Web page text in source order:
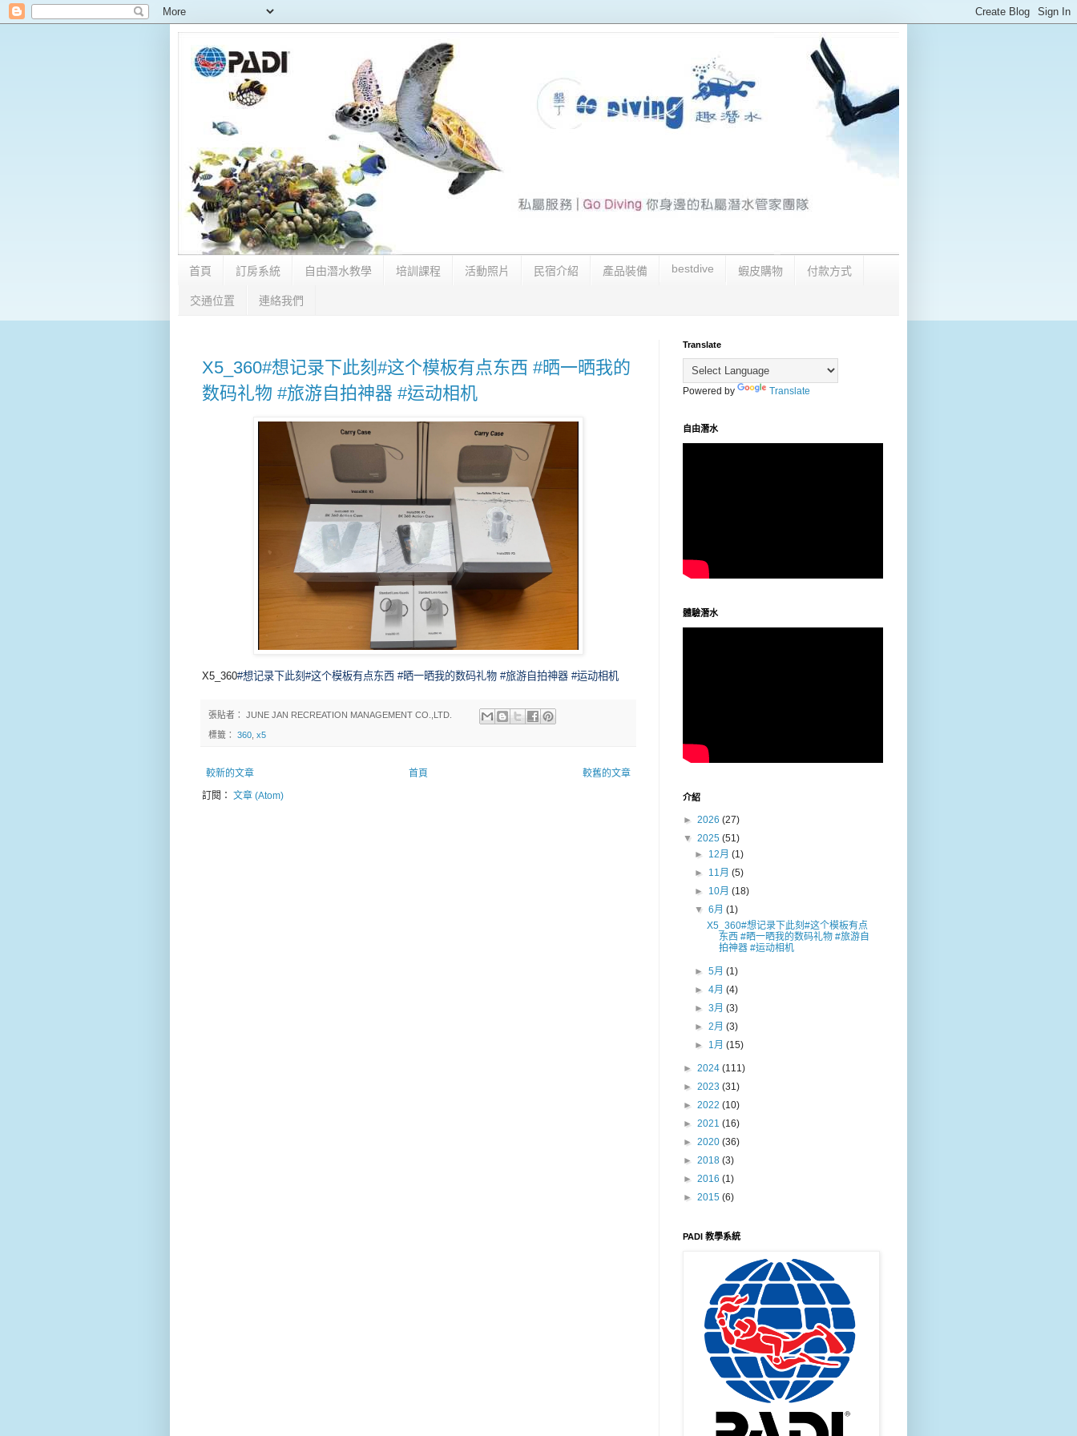
首頁 訂房系統 自由潛水教學 培訓課程 活動照片 民宿介紹 產品裝備 bestdive 蝦皮購物 付款方式
交通位置 連絡我們
X5_360#想记录下此刻#这个模板有点东西 #晒一晒我的
数码礼物 #旅游自拍神器 #运动相机
X5_360#想记录下此刻 #这个模板有点东西 #晒一晒我的数码礼物 #旅游自拍神器 #运动相机
張貼者： JUNE JAN RECREATION MANAGEMENT CO.,LTD.
標籤： 360 x5
較新的文章 較舊的文章
首頁
訂閱： 文章 (Atom)
Translate
Powered by Translate
自由潛水
體驗潛水
介紹
► 2026 (27)
▼ 2025 (51)
► 12月(1)
► 11月(5)
► 10月(18)
▼6月(1)
X5_360#想记录下此刻#这个模板有点
东西 #晒一晒我的数码礼物 #旅游自
拍神器 #运动相机
►5月(1)
►4月(4)
►3月(3)
►2月(3)
► 1月(15)
► 2024 (111)
► 2023 (31)
► 2022 (10)
► 2021 (16)
► 2020 (36)
► 2018 (3)
► 2016 (1)
► 2015 (6)
PADI 教學系統